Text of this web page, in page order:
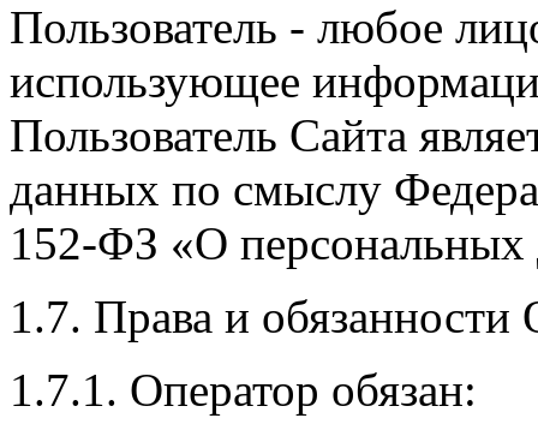
Пользователь - любое
использующее
Пользователь Сайта
данных по смыслу
152-ФЗ «О
1.7. Права и обязанности
1.7.1. Оператор обязан: